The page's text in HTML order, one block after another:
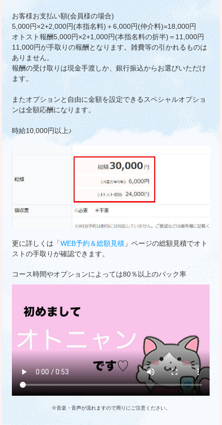
お客様お支払い額(会員様の場合)
5,000円×2+2,000円(本指名料)＋6,000円(仲介料)=18,000円
オトスト報酬5,000円×2+1,000円(本指名料の折半)＝11,000円
11,000円が手取りの報酬となります。雑費等の引かれるものは
ありません。
報酬の受け取りは現金手渡しか、銀行振込からお選びいただけ
ます。
またオプションと自由に金額を設定できるスペシャルオプショ
ンは全額応酬になります。
時給10,000円以上♪
更に詳しくは「WEB予約＆総額見積 」ページの総額見積でオト
ストの手取りが確認できます。
コース時間やオプションによっては80％以上のバック率
※音楽・音声が流れますので周りにご注意ください。